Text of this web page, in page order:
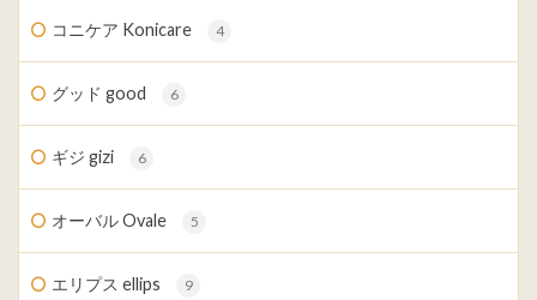
コニケア Konicare 4
グッド good 6
ギジ gizi 6
オーバル Ovale 5
エリプス ellips 9